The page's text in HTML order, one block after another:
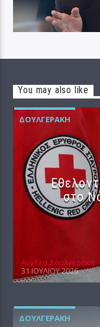
You may also like
ΔΟΥΛΓΕΡΆΚΗ
στο
Αγγέλα Δουλγεράκη
31 ΙΟΥΛΊΟΥ 2026
ΔΟΥΛΓΕΡΆΚΗ